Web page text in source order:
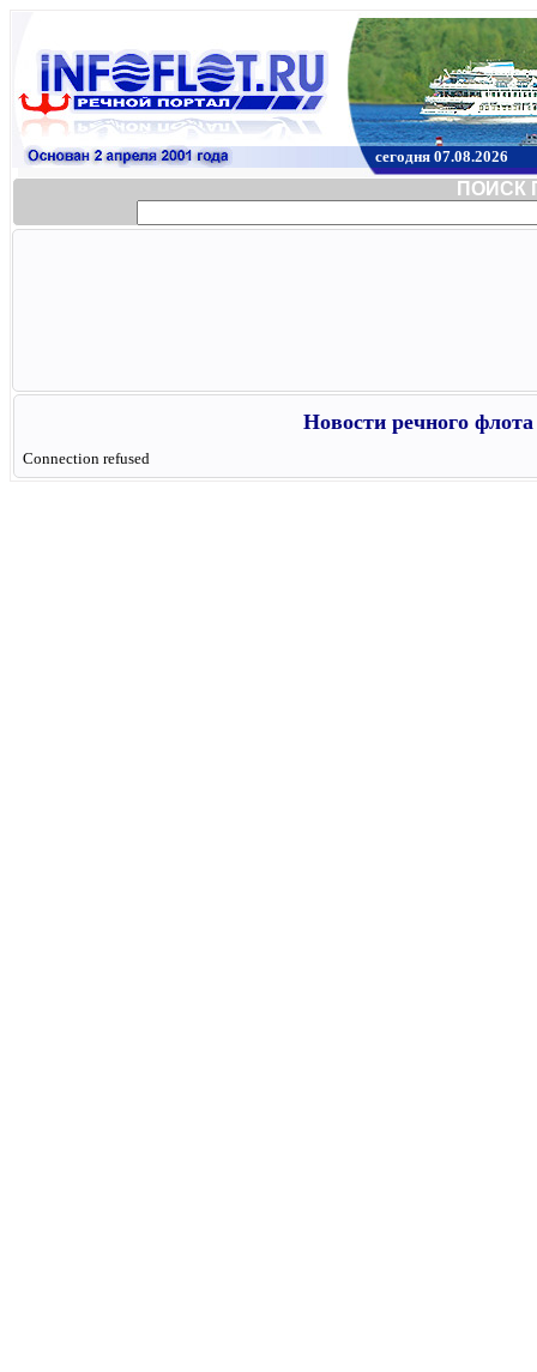
сегодня 07.08.2026
ПОИСК
Новости речного
Connection refused